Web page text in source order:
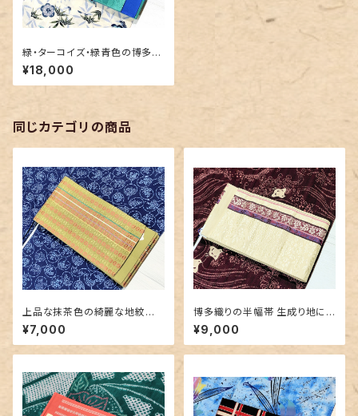
緑・ターコイズ・緑青色の博多織
り井上絹織の半幅帯リバーシブ
ル
¥18,000
同じカテゴリの商品
上品な抹茶色の綺麗な地紋
博多織り半幅帯
¥7,000
博多織りの半幅帯 生成り地に
豪華な地紋＆赤紫色
¥9,000